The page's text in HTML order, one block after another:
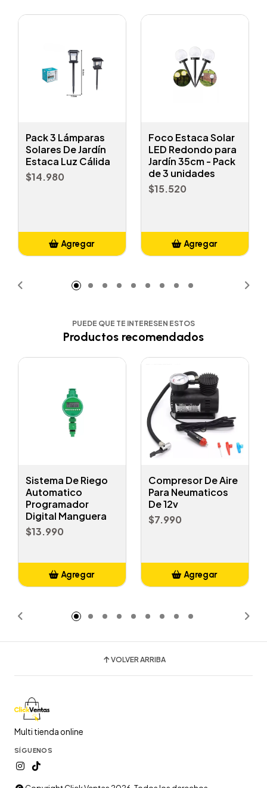
Pack 3 Lámparas
Solares De Jardín
Estaca Luz Cálida
$14.980
Agregar
Foco Estaca Solar
LED Redondo para
Jardín 35cm - Pack
de 3 unidades
$15.520
Agregar
PUEDE QUE TE INTERESEN ESTOS
Productos recomendados
Sistema De Riego
Automatico
Programador
Digital Manguera
$13.990
Agregar
Compresor De Aire
Para Neumaticos
De 12v
$7.990
Agregar
VOLVER ARRIBA
Multi tienda online
SÍGUENOS